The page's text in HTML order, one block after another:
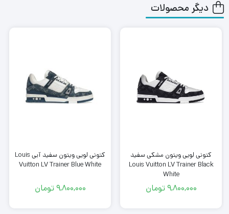
دیگر محصولات
کتونی لویی ویتون مشکی سفید
Louis Vuitton LV Trainer Black
White
9,800,000تومان
کتونی لویی ویتون سفید آبی Louis
Vuitton LV Trainer Blue White
9,800,000تومان